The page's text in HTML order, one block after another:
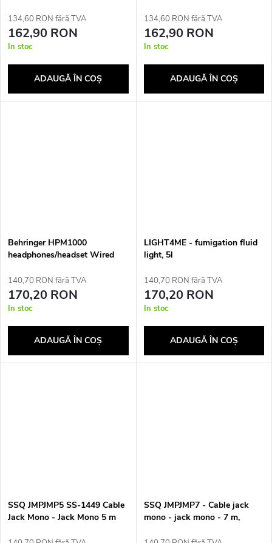
134,60 RON fără TVA
162,90 RON
In stoc
ADAUGĂ ÎN COŞ
134,60 RON fără TVA
162,90 RON
In stoc
ADAUGĂ ÎN COŞ
Behringer HPM1000
headphones/headset Wired
140,70 RON fără TVA
170,20 RON
In stoc
ADAUGĂ ÎN COŞ
LIGHT4ME - fumigation fluid
light, 5l
140,70 RON fără TVA
170,20 RON
In stoc
ADAUGĂ ÎN COŞ
SSQ JMPJMP5 SS-1449 Cable
Jack Mono - Jack Mono 5 m
SSQ JMPJMP7 - Cable jack
mono - jack mono - 7 m,